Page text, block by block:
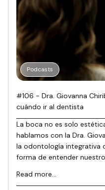
Podcasts
#106 - Dra. Giovanna
cuándo ir al dentista
La boca no es solo
hablamos con la Dra.
la odontología integrativa
forma de entender
Read more...